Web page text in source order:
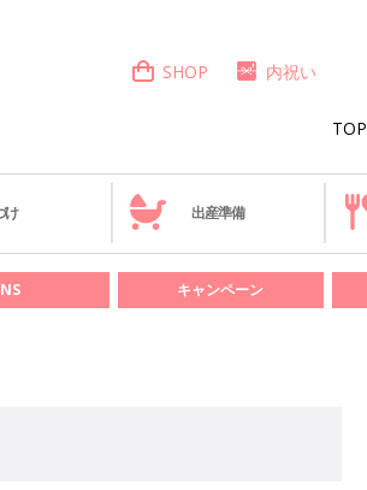
TOP
SHOP 内祝い
け 出産準備
キャンペーン